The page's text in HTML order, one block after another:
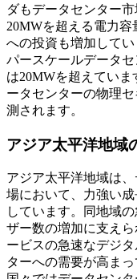
ダもデータセンター
20MWを超える電力
への投資も増加して
パースケールデータ
は20MWを超えてい
ータセンターの物理
測されます。
アジア太平洋地域
アジア太平洋地域は
場において、力強い
しています。同地域
ザー数の増加に支え
ービスの急速なデジ
ターへの需要が高ま